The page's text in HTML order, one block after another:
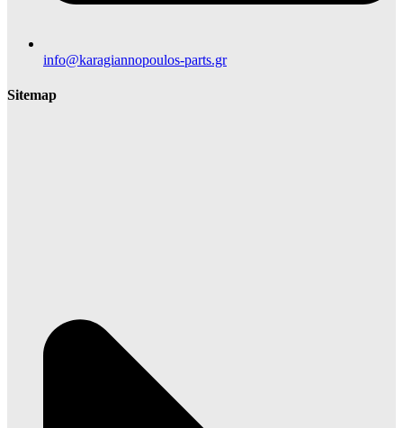
info@karagiannopoulos-parts.gr
Sitemap